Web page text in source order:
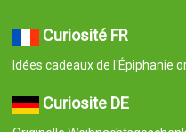
Curiosité FR
Idées cadeaux de l'Épiphanie
Curiosite DE